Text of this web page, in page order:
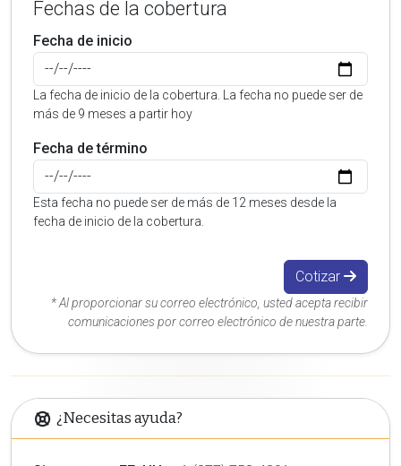
Fechas de la cobertura
Fecha de inicio
La fecha de inicio de la cobertura. La fecha no puede ser de
más de 9 meses a partir hoy
Fecha de término
Esta fecha no puede ser de más de 12 meses desde la
fecha de inicio de la cobertura.
Cotizar
* Al proporcionar su correo electrónico, usted acepta recibir
comunicaciones por correo electrónico de nuestra parte.
¿Necesitas ayuda?